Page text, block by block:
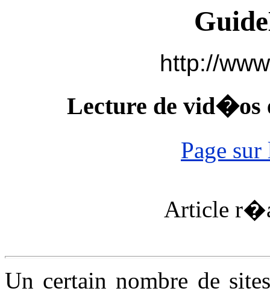
http://
Lecture de vid�os
Page
Article
Un certain nombre de